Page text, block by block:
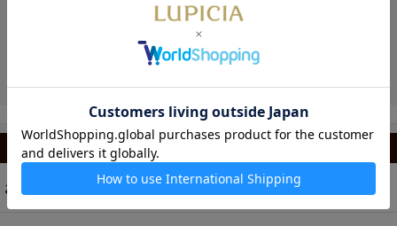
お電話でのご注文・お問い合わせ
カテゴリから選ぶ
お茶